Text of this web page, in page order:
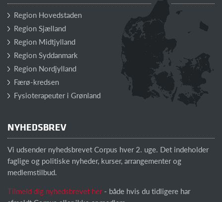
Region Hovedstaden
Region Sjælland
Region Midtjylland
Region Syddanmark
Region Nordjylland
Færø-kredsen
Fysioterapeuter i Grønland
NYHEDSBREV
Vi udsender nyhedsbrevet Corpus hver 2. uge. Det indeholder
faglige og politiske nyheder, kurser, arrangementer og
medlemstilbud.
Tilmeld dig nyhedsbrevet her- både hvis du tidligere har